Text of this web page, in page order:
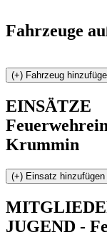
Fahrzeuge
EINSÄTZE
Krummin
JUGEND -